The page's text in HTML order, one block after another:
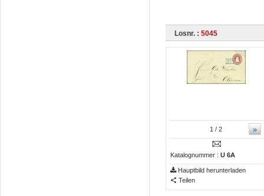
Losnr. : 5045
»
1 / 2
Katalognummer : U 6A
Hauptbild herunterladen
Teilen